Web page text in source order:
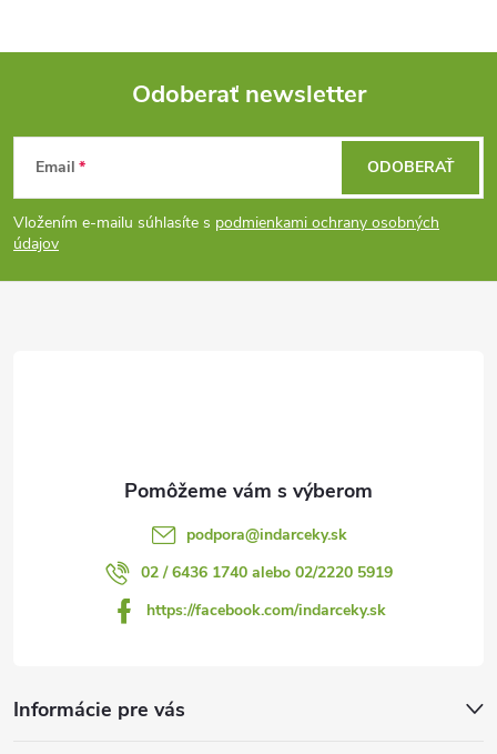
Z
á
p
Odoberať newsletter
Email
Vložením e-mailu súhlasíte s podmienkami ochrany osobných
údajov
ODOBERAŤ
podpora@indarceky.sk
02 / 6436 1740 alebo 02/2220 5919
https://facebook.com/indarceky.sk
Informácie pre vás